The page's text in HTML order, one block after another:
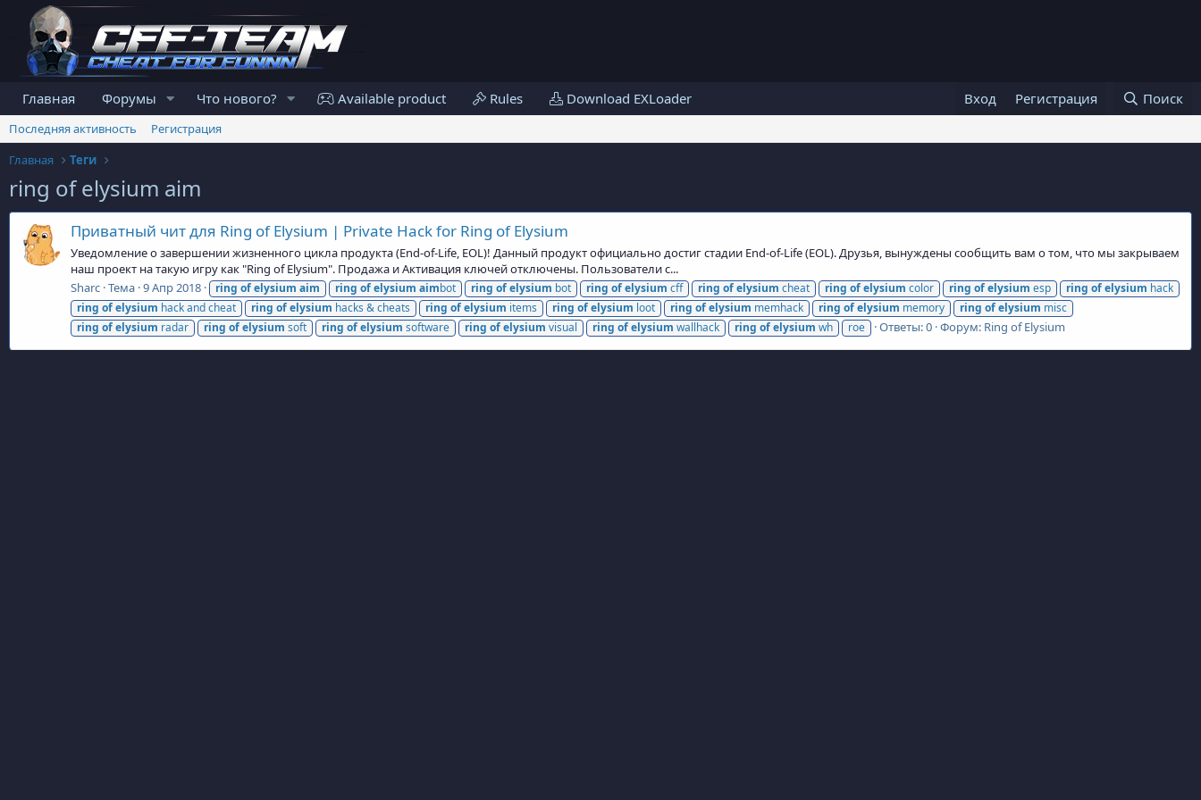
Главная Форумы Что нового? Available product Rules Download EXLoader Вход Регистрация Поиск
Последняя активность
Регистрация
Главная
Теги
ring of elysium aim
Приватный чит для Ring of Elysium | Private Hack for Ring of Elysium
Уведомление о завершении жизненного цикла продукта (End-of-Life, EOL)! Данный продукт официально достиг стадии End-of-Life (EOL). Друзья, вынуждены сообщить вам о том, что мы закрываем
наш проект на такую игру как "Ring of Elysium". Продажа и Активация ключей отключены. Пользователи с...
Sharc Тема 9 Апр 2018 ring ofelysium aim ring ofelysium aimbot ring ofelysium bot ring ofelysium cff ring ofelysium cheat ring ofelysium color ring ofelysium esp ring ofelysium hack
ring ofelysium hack and cheat ring ofelysium hacks & cheats ring ofelysium items ring ofelysium loot ring ofelysium memhack ring ofelysium memory ring ofelysium misc
ring ofelysium radar ring ofelysium soft ring ofelysium software ring ofelysium visual ring ofelysium wallhack ring ofelysium wh roe Ответы: 0 Форум: Ring of Elysium